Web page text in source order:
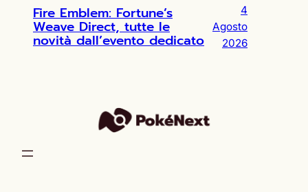
Fire Emblem: Fortune’s
Weave Direct, tutte le
novità dall’evento dedicato
4
Agosto
2026